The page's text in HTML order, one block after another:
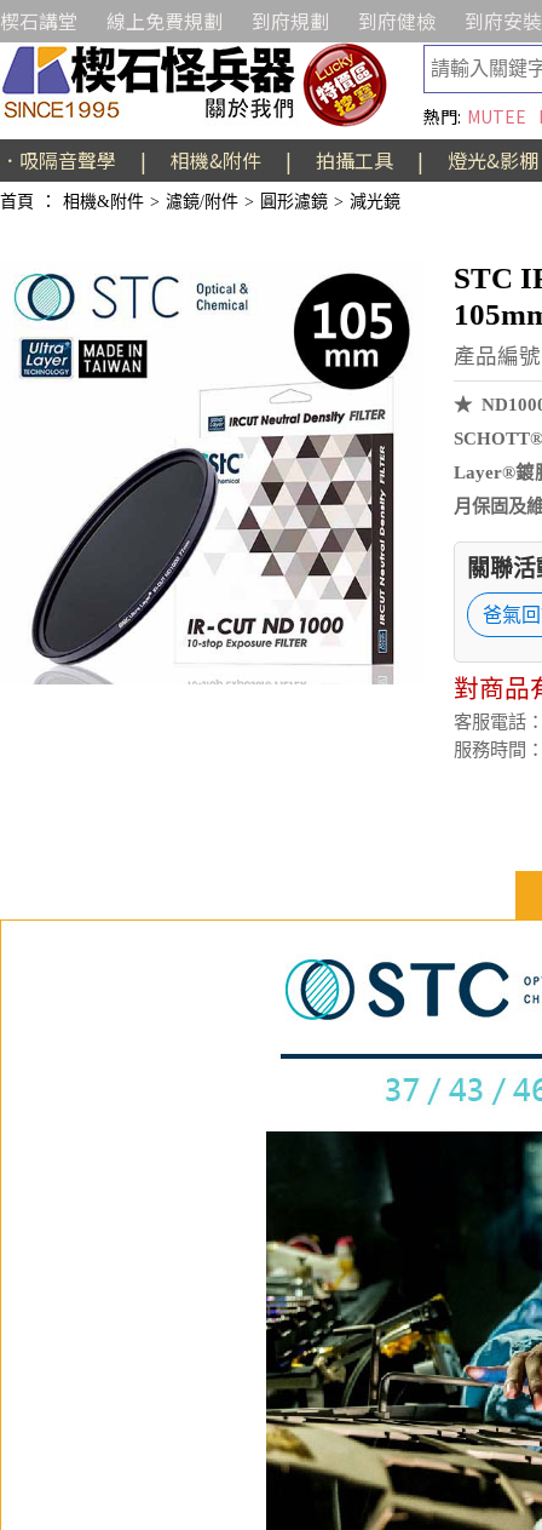
楔石講堂 線上免費規劃 到府規劃 到府健檢 到府安裝
熱門: MUTEE
．吸隔音聲學 | 相機&附件 | 拍攝工具 | 燈光&影棚
首頁 ： 相機&附件 > 濾鏡/附件 > 圓形濾鏡 > 減光鏡
STC
產品編
★
Layer®鍍
月保固及
關聯
爸氣
對商品
客服電話
服務時間